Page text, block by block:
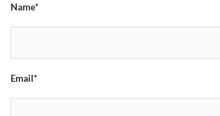
Name*
Email*